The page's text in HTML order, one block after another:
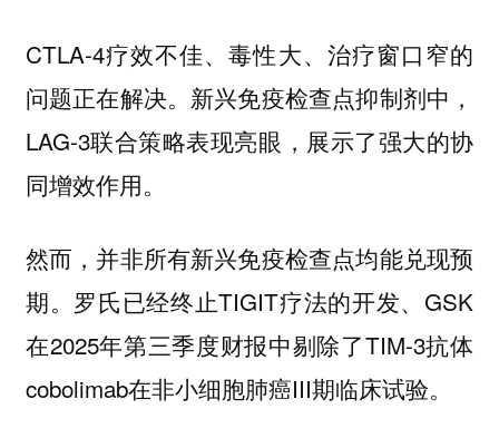
CTLA-4疗效不佳、毒性大、治疗窗口窄的
问题正在解决。新兴免疫检查点抑制剂中，
LAG-3联合策略表现亮眼，展示了强大的协
同增效作用。
然而，并非所有新兴免疫检查点均能兑现预
期。罗氏已经终止TIGIT疗法的开发、GSK
在2025年第三季度财报中剔除了TIM-3抗体
cobolimab在非小细胞肺癌III期临床试验。